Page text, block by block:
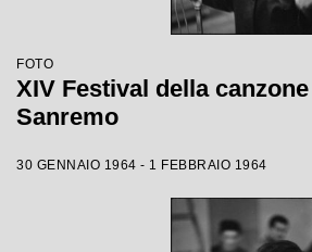
FOTO
XIV Festival della
Sanremo
30 GENNAIO 1964 - 1 FEBBRAIO 1964